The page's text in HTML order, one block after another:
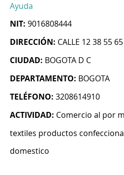
Ayuda
NIT: 9016808444
DIRECCIÓN: CALLE 12 38 55 65
CIUDAD: BOGOTA D C
DEPARTAMENTO: BOGOTA
TELÉFONO: 3208614910
ACTIVIDAD: Comercio al por
textiles productos
domestico